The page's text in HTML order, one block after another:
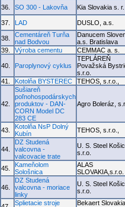
36. SO 300 - Lakovňa Kia Slovakia s. r.
37. LAD DUSLO, a.s.
38.
Cementáreň Turňa
nad Bodvou
Danucem
a.s. Bratislava
39.
Výroba cementu CEMMAC a. s.
40. Paroplynový cyklus
TEPLÁREŇ
Považská
s.r.o.
41. Kotolňa BYSTEREC TEHOS, s.r.o.,
42.
Sušiareň
poľnohospodárskych
produktov - DAN-
CORN Model DC
283 CE
Agro Boleráz,
43.
Kotolňa NsP Dolný
Kubín
TEHOS, s.r.o.,
44.
DZ Studená
valcovna -
valcovacie trate
U. S. Steel
s.r.o.
45.
Kameňolom
Sološnica
ALAS
SLOVAKIA,s.r.o.
46.
DZ Studená
valcovna - moriace
linky
U. S. Steel
s.r.o.
Splietacie stroje
Bekaert Slovakia